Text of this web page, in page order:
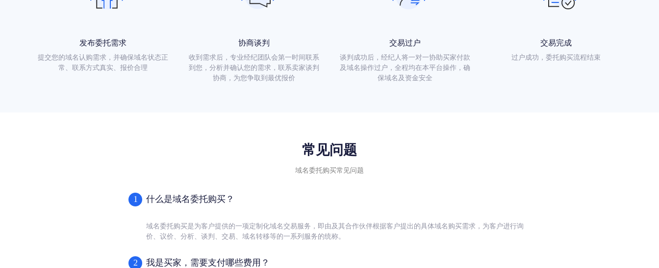
发布委托需求
提交您的域名认购需求，并确保域名状态正
常、联系方式真实、报价合理
协商谈判
收到需求后，专业经纪团队会第一时间联系
到您，分析并确认您的需求，联系卖家谈判
协商，为您争取到最优报价
交易过户
谈判成功后，经纪人将一对一协助买家付款
及域名操作过户，全程均在本平台操作，确
保域名及资金安全
交易完成
过户成功，委托购买流程结束
常见问题
域名委托购买常见问题
1 什么是域名委托购买？
域名委托购买是为客户提供的一项定制化域名交易服务，即由及其合作伙伴根据客户提出的具体域名购买需求，为客户进行询
价、议价、分析、谈判、交易、域名转移等的一系列服务的统称。
2 我是买家，需要支付哪些费用？